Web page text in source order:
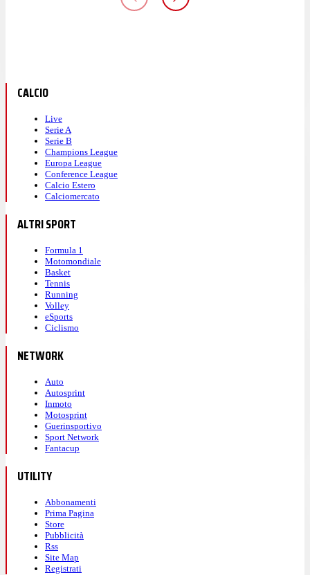
CALCIO
Live
Serie A
Serie B
Champions League
Europa League
Conference League
Calcio Estero
Calciomercato
ALTRI SPORT
Formula 1
Motomondiale
Basket
Tennis
Running
Volley
eSports
Ciclismo
NETWORK
Auto
Autosprint
Inmoto
Motosprint
Guerinsportivo
Sport Network
Fantacup
UTILITY
Abbonamenti
Prima Pagina
Store
Pubblicità
Rss
Site Map
Registrati